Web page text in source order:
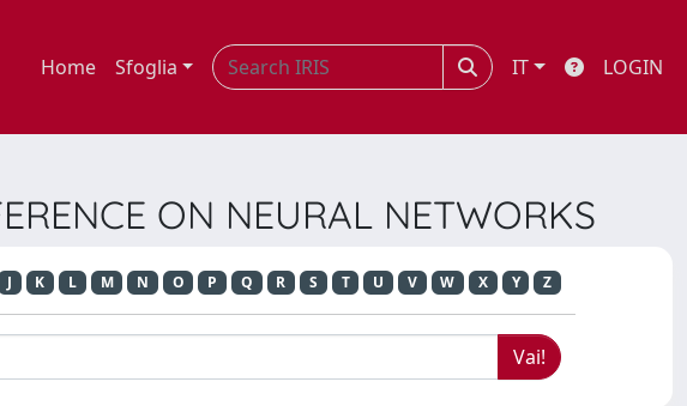
Home Sfoglia IT LOGIN
ON NEURAL NETWORKS
J K L M N O P Q R S T U V W X Y Z